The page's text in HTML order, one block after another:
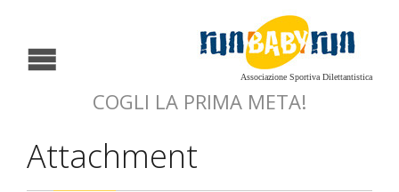
Associazione Sportiva Dilettantistica
COGLI LA PRIMA META!
Attachment